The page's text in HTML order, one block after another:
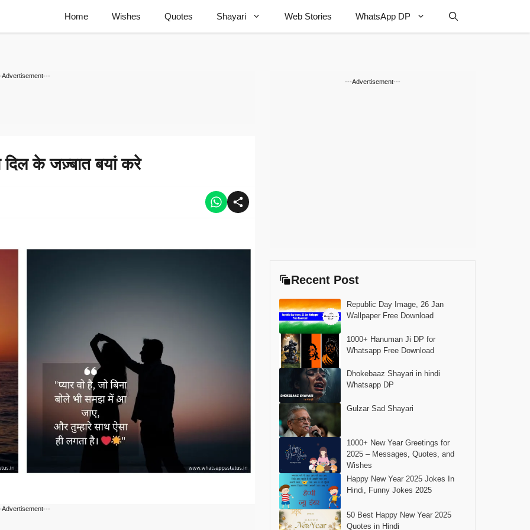
Home Wishes Quotes Shayari Web Stories WhatsApp DP
Advertisement---
के जज़्बात बयां करे
Advertisement---
---Advertisement---
Recent Post
Republic Day Image, 26 Jan
Wallpaper Free Download
1000+ Hanuman Ji DP for
Whatsapp Free Download
Dhokebaaz Shayari in hindi
Whatsapp DP
Gulzar Sad Shayari
1000+ New Year Greetings for
2025 – Messages, Quotes, and
Wishes
Happy New Year 2025 Jokes In
Hindi, Funny Jokes 2025
50 Best Happy New Year 2025
Quotes in Hindi